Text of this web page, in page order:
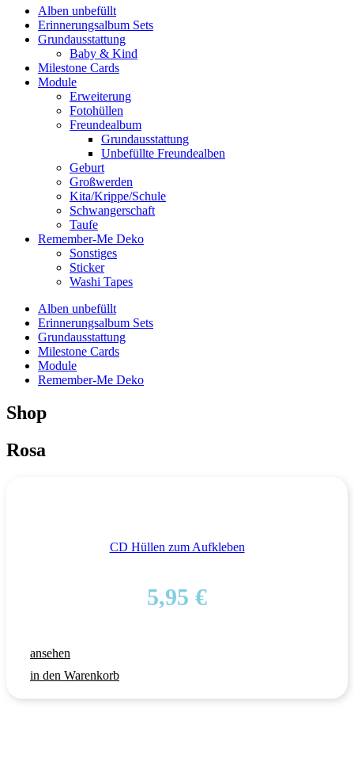
Alben unbefüllt
Erinnerungsalbum Sets
Grundausstattung
Baby & Kind
Milestone Cards
Module
Erweiterung
Fotohüllen
Freundealbum
Grundausstattung
Unbefüllte Freundealben
Geburt
Großwerden
Kita/Krippe/Schule
Schwangerschaft
Taufe
Remember-Me Deko
Sonstiges
Sticker
Washi Tapes
Alben unbefüllt
Erinnerungsalbum Sets
Grundausstattung
Milestone Cards
Module
Remember-Me Deko
Shop
Rosa
CD Hüllen zum Aufkleben
5,95 €
ansehen
in den Warenkorb